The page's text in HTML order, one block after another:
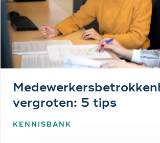
vergroten: 5 tips
KENNISBANK